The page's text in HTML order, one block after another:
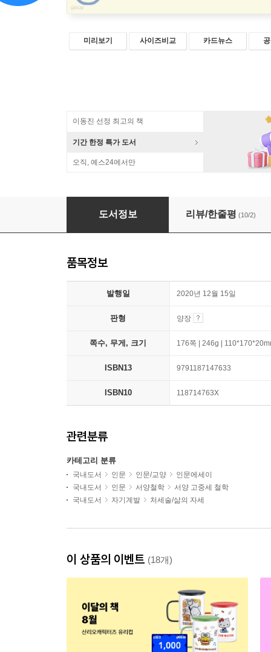
미리보기 사이즈비교 카드뉴스
이동진 선정 최고의 책
기간 한정 특가 도서
오직, 예스24에서만
어떻게 자유로워질 것인가?
도서정보 리뷰/한줄평 (10/2)
품목정보
발행일 2020년 12월 15일
판형 양장
쪽수, 무게, 크기 176쪽 | 246g |
ISBN13 9791187147633
ISBN10 118714763X
관련분류
카테고리 분류
국내도서 인문 인문/교양
인문에세이
국내도서
인문 서양철학
서양 고중세 철학
국내도서
자기계발 처세술/삶의 자세
이 상품의 이벤트 (18개)